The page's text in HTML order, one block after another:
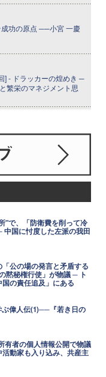
功の原点 ──小宮 一慶
] - ドラッカーの煌めき ─
繁栄のマネジメント思
"で、「防衛費を削って冷
中国に忖度した左派の我田
「公の場の発言と矛盾する
黙秘権行使」が物議 ─ ト
の責任追及」にある
ぶ偉人伝(1)──『若き日の
有者の個人情報公開で物議
動家も入り込み、共産主